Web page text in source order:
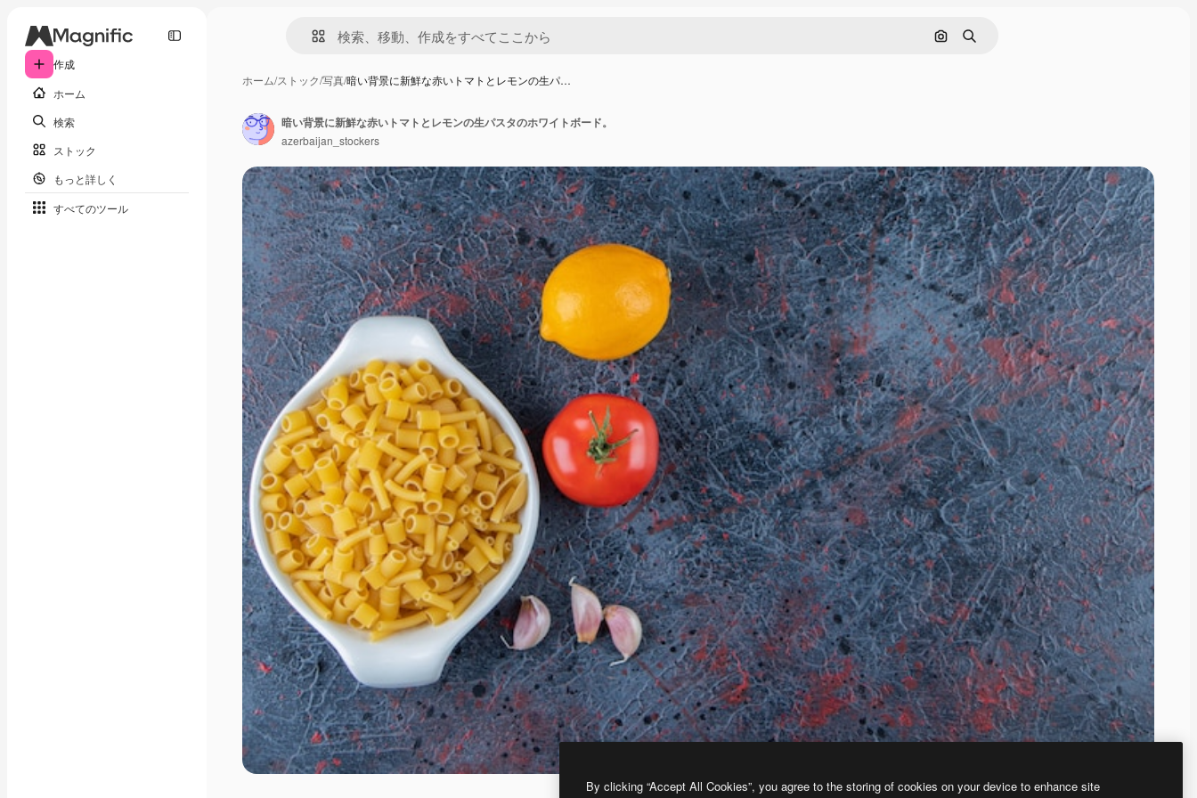
作成
ホーム
検索
ストック
もっと詳しく
すべてのツール
画像で検索
検索
ホーム/ストック/写真/暗い背景に新鮮な赤いトマトとレモンの生パ…
暗い背景に新鮮な赤いトマトとレモンの生パスタのホワイトボード。
azerbaijan_stockers
By clicking “Accept All Cookies”, you agree to the storing of cookies on your device to enhance site